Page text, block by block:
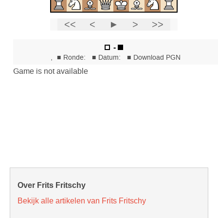
Over Frits Fritschy
Bekijk alle artikelen van Frits Fritschy